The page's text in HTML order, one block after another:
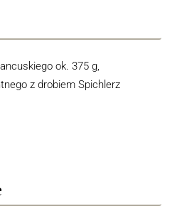
ok. 375 g,
z drobiem Spichlerz